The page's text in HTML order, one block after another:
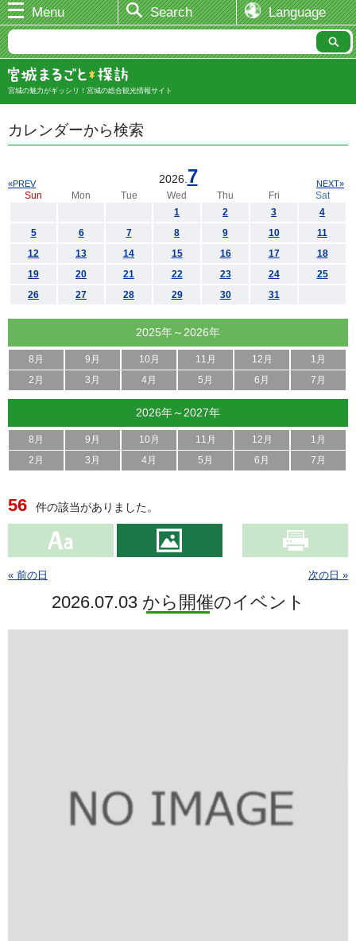
Menu Search Language
宮城の魅力がギッシリ！宮城の総合観光情報サイト
カレンダーから検索
2026. 7
«PREV NEXT»
Sun Mon Tue Wed Thu Fri
Sat
1
2 3
4
5
6 7 8 9 10
11
12
13 14 15 16 17
18
19
20 21 22 23 24
25
26
27 28 29 30 31
2025年～2026年
8月 9月 10月 11月 12月
1月
2月
3月 4月 5月 6月 7月
2026年～2027年
8月 9月 10月 11月 12月
1月
2月
3月 4月 5月 6月 7月
56 件の該当がありました。
« 前の日 次の日 »
2026.07.03 から開催のイベント